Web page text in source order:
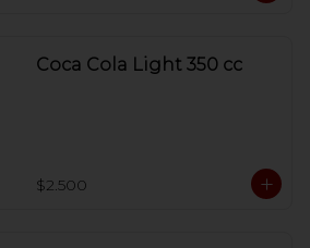
Coca Cola Light 350 cc
$2.500